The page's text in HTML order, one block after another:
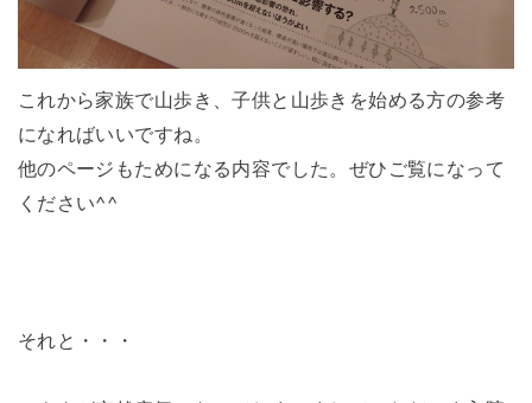
これから家族で山歩き、子供と山歩きを始める方の参考
になればいいですね。
他のページもためになる内容でした。ぜひご覧になって
ください^^
それと・・・